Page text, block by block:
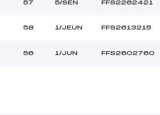
57 5/SEN FFS2262421
58 1/JEUN FFS2613215
56 1/JUN FFS2602760